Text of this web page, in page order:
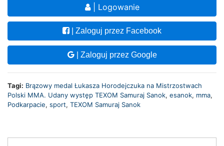
| Logowanie
| Zaloguj przez Facebook
| Zaloguj przez Google
Tagi: Brązowy medal Łukasza Horodejczuka na Mistrzostwach
Polski MMA. Udany występ TEXOM Samuraj Sanok, esanok, mma,
Podkarpacie, sport, TEXOM Samuraj Sanok